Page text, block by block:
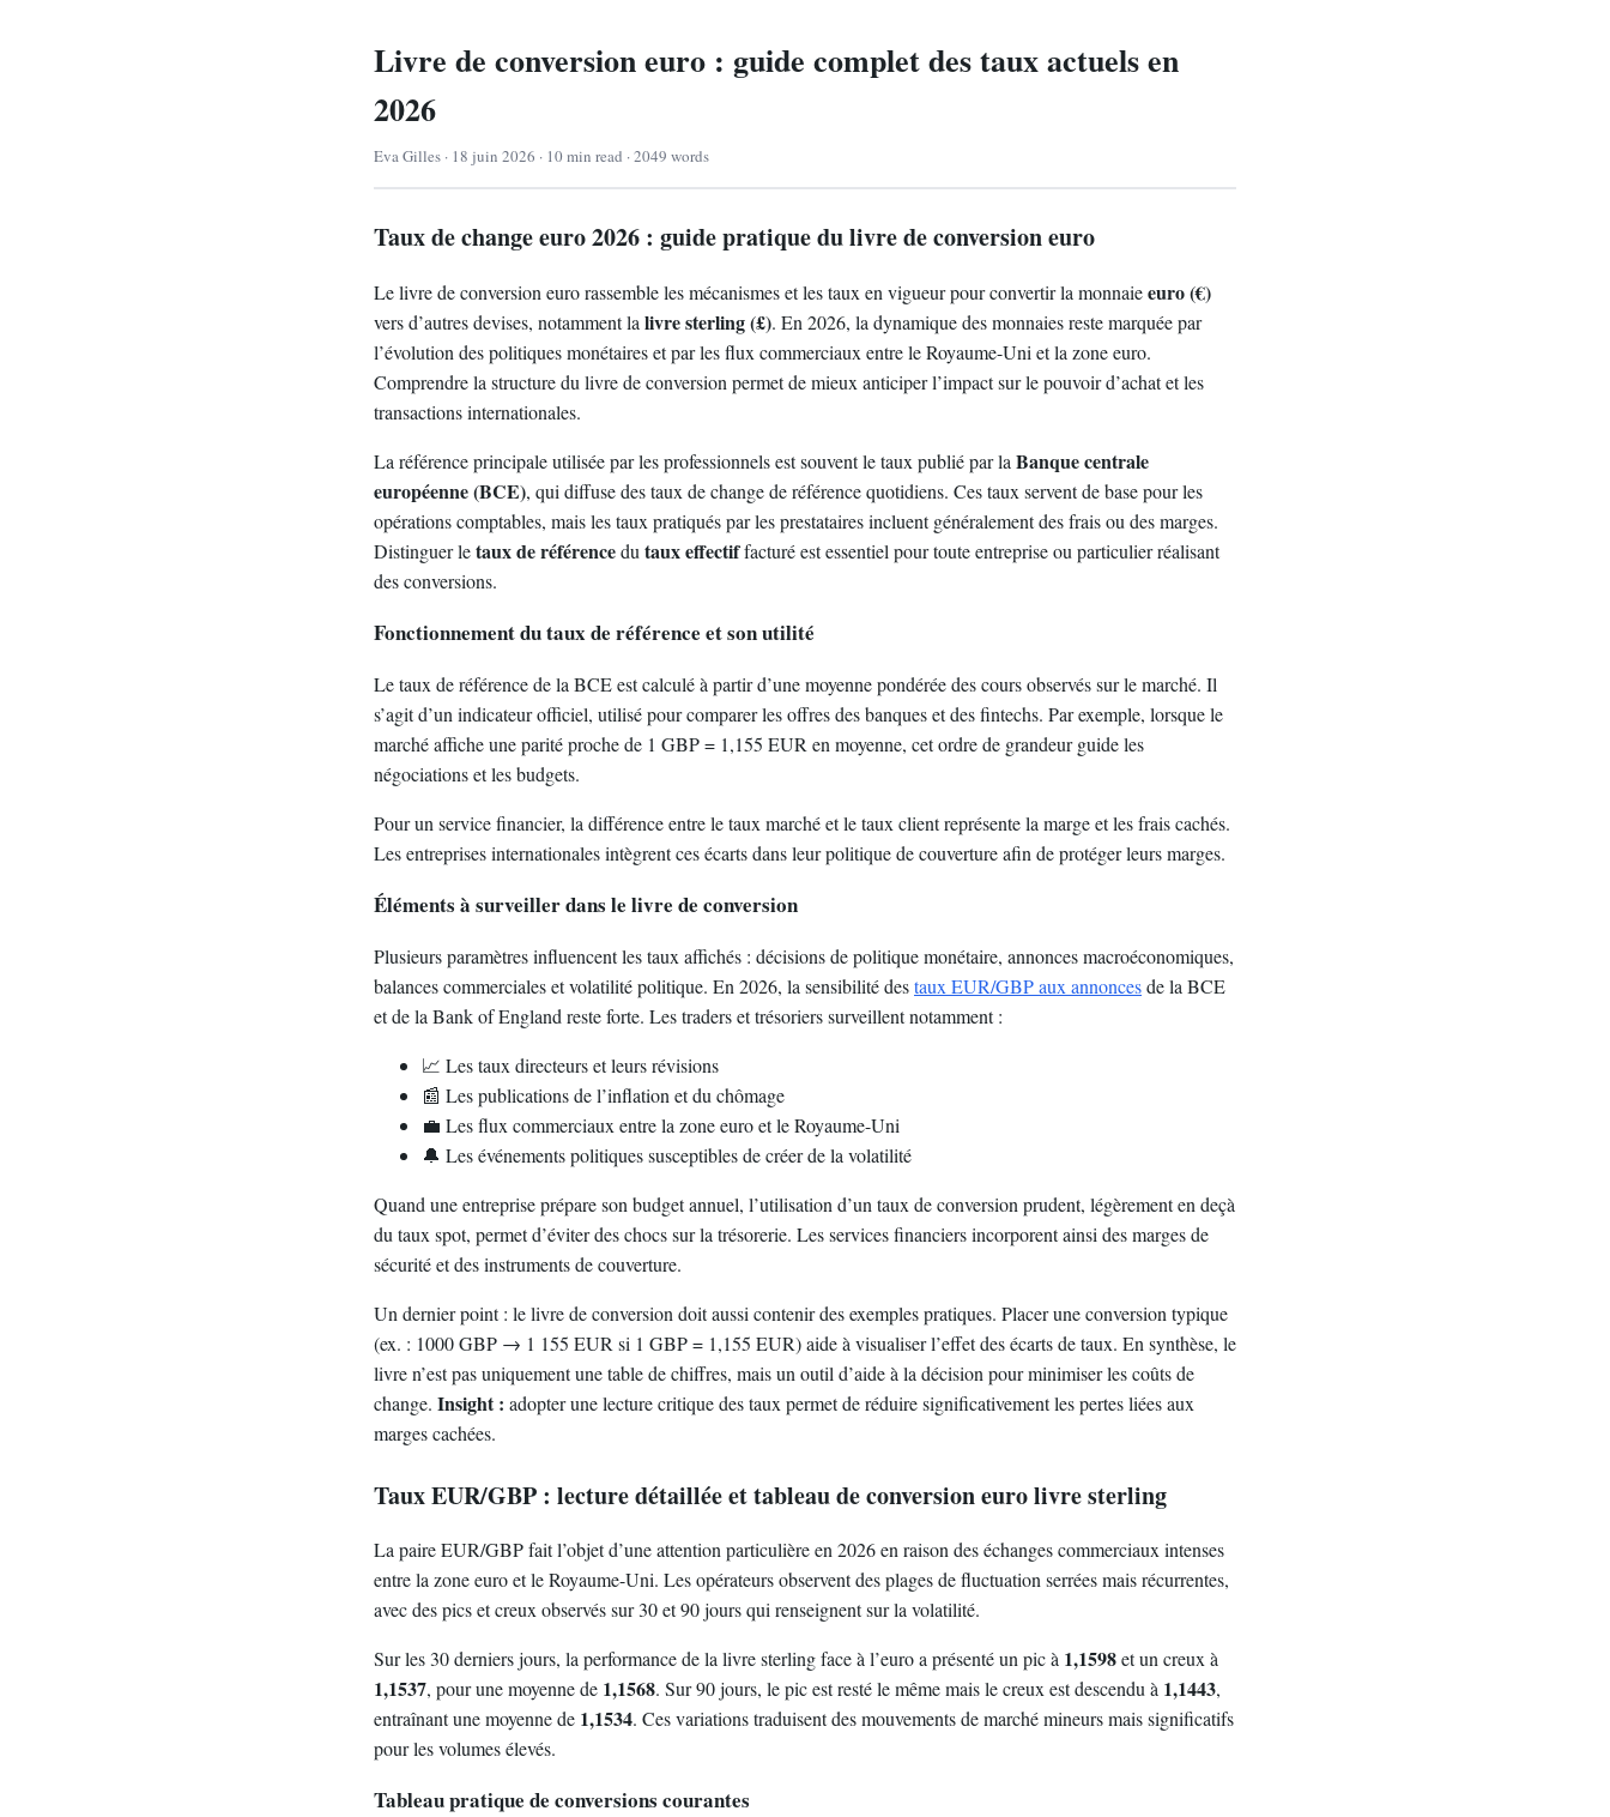
Livre de conversion euro : guide complet des taux actuels en
2026
Eva Gilles · 18 juin 2026 · 10 min read · 2049 words
Taux de change euro 2026 : guide pratique du livre de conversion euro
Le livre de conversion euro rassemble les mécanismes et les taux en vigueur pour convertir la monnaieeuro (€)
vers d’autres devises, notamment la livre sterling (£). En 2026, la dynamique des monnaies reste marquée par
l’évolution des politiques monétaires et par les flux commerciaux entre le Royaume-Uni et la zone euro.
Comprendre la structure du livre de conversion permet de mieux anticiper l’impact sur le pouvoir d’achat et les
transactions internationales.
La référence principale utilisée par les professionnels est souvent le taux publié par la Banque centrale
européenne (BCE), qui diffuse des taux de change de référence quotidiens. Ces taux servent de base pour les
opérations comptables, mais les taux pratiqués par les prestataires incluent généralement des frais ou des marges.
Distinguer letaux de référencedu taux effectiffacturé est essentiel pour toute entreprise ou particulier réalisant
des conversions.
Fonctionnement du taux de référence et son utilité
Le taux de référence de la BCE est calculé à partir d’une moyenne pondérée des cours observés sur le marché. Il
s’agit d’un indicateur officiel, utilisé pour comparer les offres des banques et des fintechs. Par exemple, lorsque le
marché affiche une parité proche de 1 GBP = 1,155 EUR en moyenne, cet ordre de grandeur guide les
négociations et les budgets.
Pour un service financier, la différence entre le taux marché et le taux client représente la marge et les frais cachés.
Les entreprises internationales intègrent ces écarts dans leur politique de couverture afin de protéger leurs marges.
Éléments à surveiller dans le livre de conversion
Plusieurs paramètres influencent les taux affichés : décisions de politique monétaire, annonces macroéconomiques,
balances commerciales et volatilité politique. En 2026, la sensibilité destaux EUR/GBP aux annoncesde la BCE
et de la Bank of England reste forte. Les traders et trésoriers surveillent notamment :
📈 Les taux directeurs et leurs révisions
📰 Les publications de l’inflation et du chômage
💼 Les flux commerciaux entre la zone euro et le Royaume-Uni
🔔 Les événements politiques susceptibles de créer de la volatilité
Quand une entreprise prépare son budget annuel, l’utilisation d’un taux de conversion prudent, légèrement en deçà
du taux spot, permet d’éviter des chocs sur la trésorerie. Les services financiers incorporent ainsi des marges de
sécurité et des instruments de couverture.
Un dernier point : le livre de conversion doit aussi contenir des exemples pratiques. Placer une conversion typique
(ex. : 1000 GBP → 1 155 EUR si 1 GBP = 1,155 EUR) aide à visualiser l’effet des écarts de taux. En synthèse, le
livre n’est pas uniquement une table de chiffres, mais un outil d’aide à la décision pour minimiser les coûts de
change. Insight : adopter une lecture critique des taux permet de réduire significativement les pertes liées aux
marges cachées.
Taux EUR/GBP : lecture détaillée et tableau de conversion euro livre sterling
La paire EUR/GBP fait l’objet d’une attention particulière en 2026 en raison des échanges commerciaux intenses
entre la zone euro et le Royaume-Uni. Les opérateurs observent des plages de fluctuation serrées mais récurrentes,
avec des pics et creux observés sur 30 et 90 jours qui renseignent sur la volatilité.
Sur les 30 derniers jours, la performance de la livre sterling face à l’euro a présenté un pic à 1,1598et un creux à
1,1537, pour une moyenne de 1,1568. Sur 90 jours, le pic est resté le même mais le creux est descendu à 1,1443,
entraînant une moyenne de 1,1534. Ces variations traduisent des mouvements de marché mineurs mais significatifs
pour les volumes élevés.
Tableau pratique de conversions courantes